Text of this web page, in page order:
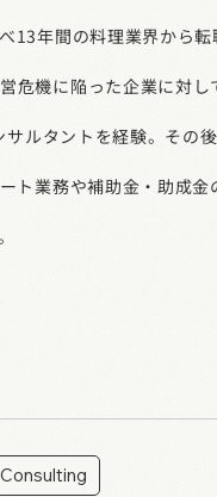
13年間の料理業界から
危機に陥った企業に対
サルタントを経験。その
ト業務や補助金・助成